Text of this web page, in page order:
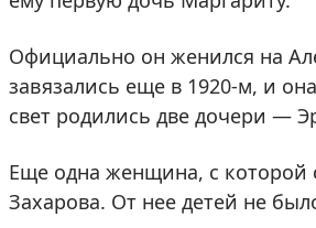
Официально он женился на
завязались еще в 1920-м, и
свет родились две дочери —
Еще одна женщина, с которой
Захарова. От нее детей не